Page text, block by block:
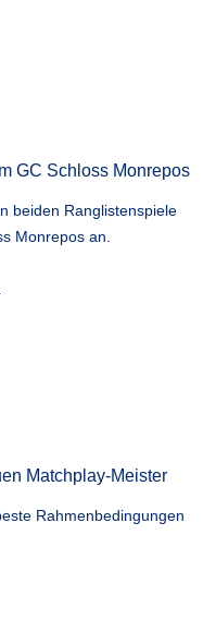
GC Schloss Monrepos
beiden Ranglistenspiele
Monrepos an.
Matchplay-Meister
Rahmenbedingungen